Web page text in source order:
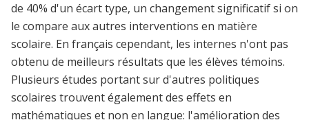
de 40% d'un écart type, un changement significatif si on
le compare aux autres interventions en matière
scolaire. En français cependant, les internes n'ont pas
obtenu de meilleurs résultats que les élèves témoins.
Plusieurs études portant sur d'autres politiques
scolaires trouvent également des effets en
mathématiques et non en langue: l'amélioration des